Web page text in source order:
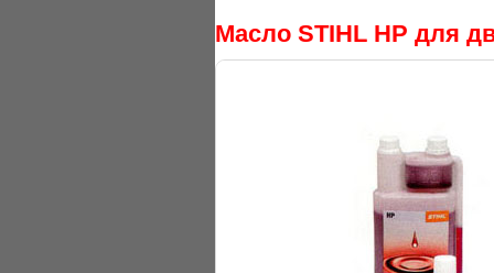
Масло STIHL HP для